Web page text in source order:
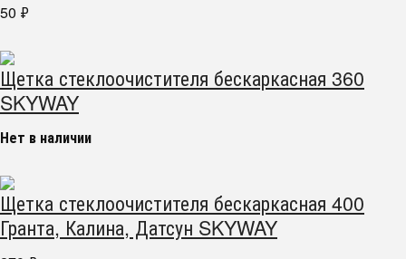
50 ₽
Щетка стеклоочистителя бескаркасная 360
SKYWAY
Нет в наличии
Щетка стеклоочистителя бескаркасная 400
Гранта, Калина, Датсун SKYWAY